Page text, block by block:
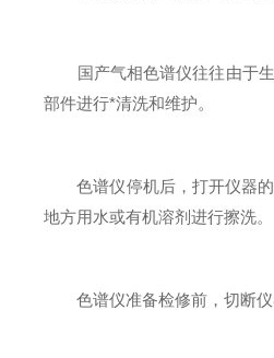
国产气相色谱仪往往由于生
部件进行*清洗和维护。
色谱仪停机后，打开仪器的
地方用水或有机溶剂进行擦洗。
色谱仪准备检修前，切断仪